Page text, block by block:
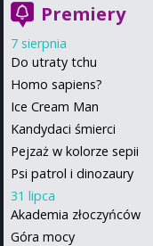
Premiery
7 sierpnia
Do utraty tchu
Homo sapiens?
Ice Cream Man
Kandydaci śmierci
Pejzaż w kolorze sepii
Psi patrol i dinozaury
31 lipca
Akademia złoczyńców
Góra mocy